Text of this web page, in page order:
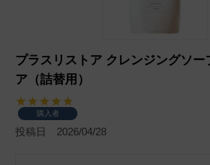
プラスリストア クレンジングソー
ア（詰替用）
購入者
投稿日 2026/04/28